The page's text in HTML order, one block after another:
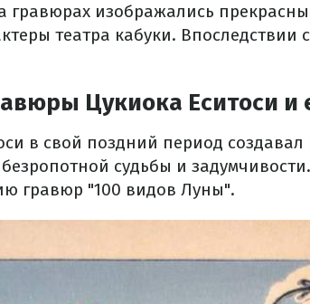
гравюрах изображались
театра кабуки. Впоследствии
Цукиока Еситоси и
в свой поздний период
судьбы и
гравюр "100 видов Луны".